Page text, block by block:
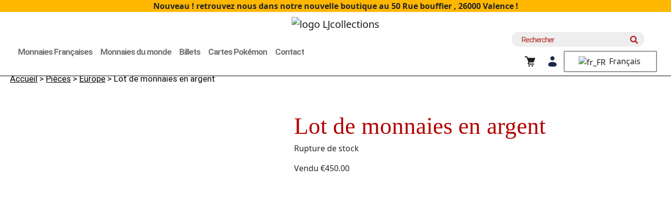
Nouveau ! retrouvez nous dans notre nouvelle boutique au 50 Rue bouffier , 26000 Valence !
Monnaies Françaises Monnaies du monde Billets Cartes Pokémon Contact
Recherche
Français
Accueil>Pièces>Europe> Lot de monnaies en argent
Lot de monnaies en argent
Rupture de stock
Vendu €450.00